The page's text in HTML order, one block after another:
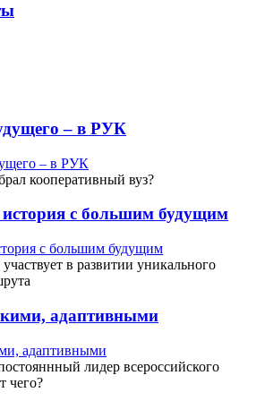
– в РУК
кооперативный вуз?
история с большим будущим
в развитии уникального
адаптивными
лидер всероссийского
чего?